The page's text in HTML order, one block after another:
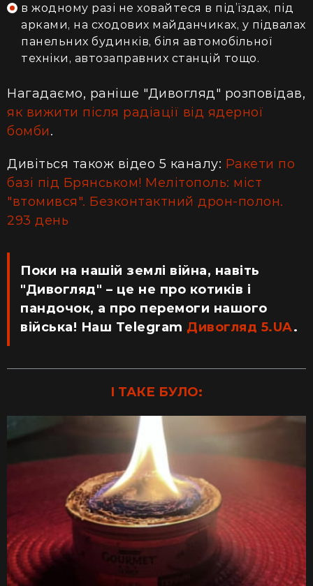
в жодному разі не ховайтеся в під’їздах, під
арками, на сходових майданчиках, у підвалах
панельних будинків, біля автомобільної
техніки, автозаправних станцій тощо.
Нагадаємо, раніше "Дивогляд" розповідав,
як вижити після радіації від ядерної
бомби.
Дивіться також відео 5 каналу: Ракети по
базі під Брянськом! Мелітополь: міст
"втомився". Безконтактний дрон-полон.
293 день
Поки на нашій землі війна, навіть
"Дивогляд" – це не про котиків і
пандочок, а про перемоги нашого
війська! Наш Telegram Дивогляд 5.UA.
І ТАКЕ БУЛО: